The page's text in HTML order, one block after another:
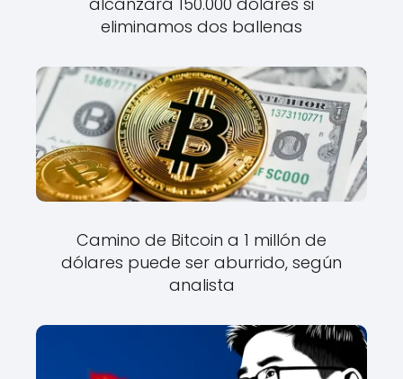
eliminamos dos ballenas
Camino de Bitcoin a 1 millón de
dólares puede ser aburrido, según
analista